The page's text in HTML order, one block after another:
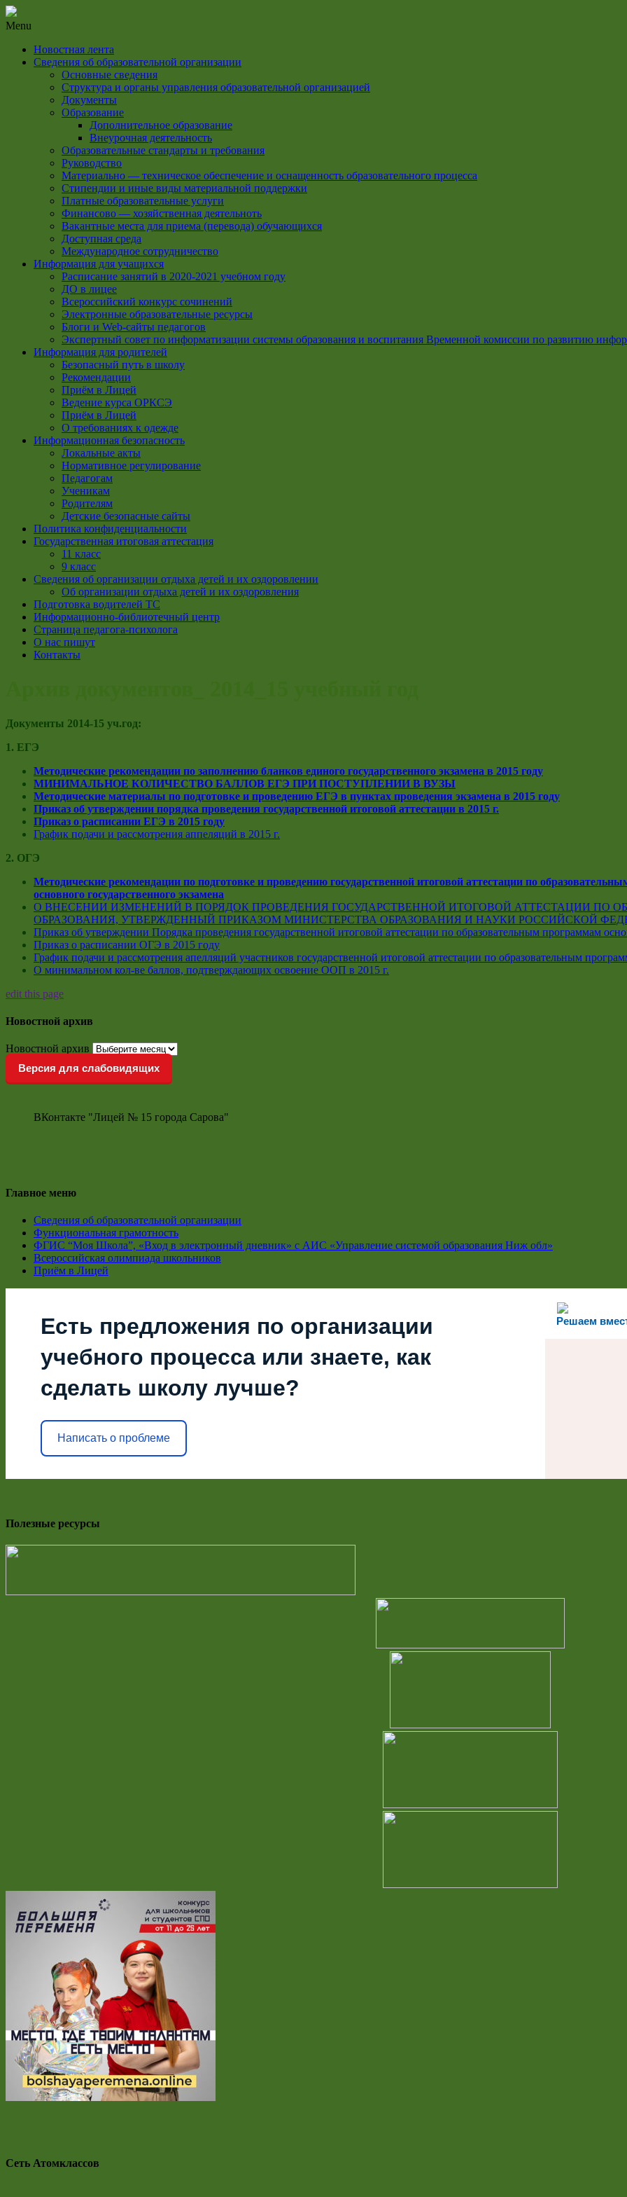
Menu
Новостная лента
Сведения об образовательной организации
Основные сведения
Структура и органы управления образовательной организацией
Документы
Образование
Дополнительное образование
Внеурочная деятельность
Образовательные стандарты и требования
Руководство
Материально — техническое обеспечение и оснащенность образовательного процесса
Стипендии и иные виды материальной поддержки
Платные образовательные услуги
Финансово — хозяйственная деятельноть
Вакантные места для приема (перевода) обучающихся
Доступная среда
Международное сотрудничество
Информация для учащихся
Расписание занятий в 2020-2021 учебном году
ДО в лицее
Всероссийский конкурс сочинений
Электронные образовательные ресурсы
Блоги и Web-сайты педагогов
Экспертный совет по информатизации системы образования и воспитания Временной комиссии по развитию
Информация для родителей
Безопасный путь в школу
Рекомендации
Приём в Лицей
Ведение курса ОРКСЭ
Приём в Лицей
О требованиях к одежде
Информационная безопасность
Локальные акты
Нормативное регулирование
Педагогам
Ученикам
Родителям
Детские безопасные сайты
Политика конфиденциальности
Государственная итоговая аттестация
11 класс
9 класс
Сведения об организации отдыха детей и их оздоровлении
Об организации отдыха детей и их оздоровления
Подготовка водителей ТС
Информационно-библиотечный центр
Страница педагога-психолога
О нас пишут
Контакты
Документы 2014-15 уч.год:
1. ЕГЭ
Методические рекомендации по заполнению бланков единого государственного экзамена в 2015 году
МИНИМАЛЬНОЕ КОЛИЧЕСТВО БАЛЛОВ ЕГЭ ПРИ ПОСТУПЛЕНИИ В ВУЗЫ
Методические материалы по подготовке и проведению ЕГЭ в пунктах проведения экзамена в 2015 году
Приказ об утверждении порядка проведения государственной итоговой аттестации в 2015 г.
Приказ о расписании ЕГЭ в 2015 году
График подачи и рассмотрения аппеляций в 2015 г.
2. ОГЭ
Методические рекомендации по подготовке и проведению государственной итоговой аттестации по
основного государственного экзамена
О ВНЕСЕНИИ ИЗМЕНЕНИЙ В ПОРЯДОК ПРОВЕДЕНИЯ ГОСУДАРСТВЕННОЙ ИТОГОВОЙ АТТЕСТАЦИИ ПО
ОБРАЗОВАНИЯ, УТВЕРЖДЕННЫЙ ПРИКАЗОМ МИНИСТЕРСТВА ОБРАЗОВАНИЯ И НАУКИ РОССИЙСКОЙ
Приказ об утверждении Порядка проведения государственной итоговой аттестации по образовательным программам
Приказ о расписании ОГЭ в 2015 году
График подачи и рассмотрения апелляций участников государственной итоговой аттестации по образовательным
О минимальном кол-ве баллов, подтверждающих освоение ООП в 2015 г.
edit this page
Новостной архив
Новостной архив
Версия для слабовидящих
ВКонтакте "Лицей № 15 города Сарова"
Главное меню
Сведения об образовательной организации
Функциональная грамотность
ФГИС “Моя Школа”, «Вход в электронный дневник» с АИС «Управление системой образования Ниж обл»
Всероссийская олимпиада школьников
Приём в Лицей
Решаем
Есть предложения по организации
учебного процесса или знаете, как
сделать школу лучше?
Написать о проблеме
Полезные ресурсы
Сеть Атомклассов